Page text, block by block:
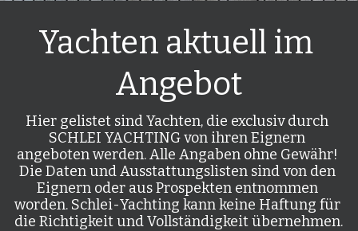
Yachten aktuell im
Angebot
Hier gelistet sind Yachten, die exclusiv durch
SCHLEI YACHTING von ihren Eignern
angeboten werden. Alle Angaben ohne Gewähr!
Die Daten und Ausstattungslisten sind von den
Eignern oder aus Prospekten entnommen
worden. Schlei-Yachting kann keine Haftung für
die Richtigkeit und Vollständigkeit übernehmen.